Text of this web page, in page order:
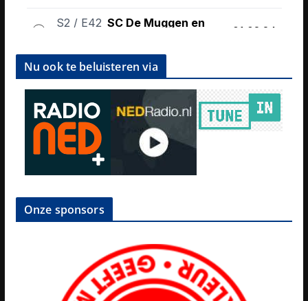
Nu ook te beluisteren via
Onze sponsors